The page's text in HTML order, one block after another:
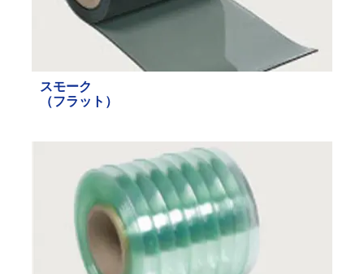
スモーク
（フラット）